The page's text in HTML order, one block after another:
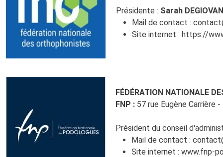
Présidente : Sarah
Mail de contact :
Site internet : https://
FÉDÉRATION NATIONALE
FNP : 57 rue Eugène Carrière
Président du conseil
Mail de contact :
Site internet : www.fnp-